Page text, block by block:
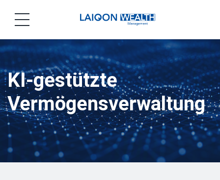
Wealth Laiqon
KI-gestützte
Vermögens­verwaltung